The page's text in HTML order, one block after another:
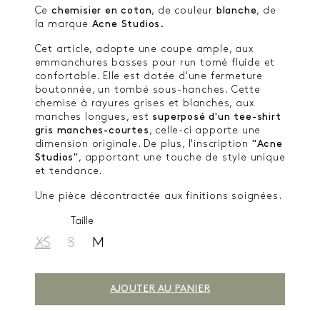
Ce chemisier en coton, de couleur blanche, de
la marque Acne Studios.
Cet article, adopte une coupe ample, aux
emmanchures basses pour run tomé fluide et
confortable. Elle est dotée d'une fermeture
boutonnée, un tombé sous-hanches. Cette
chemise à rayures grises et blanches, aux
manches longues, est superposé d'un tee-shirt
gris manches-courtes , celle-ci apporte une
dimension originale. De plus, l'inscription "Acne
Studios" , apportant une touche de style unique
et tendance.
Une pièce décontractée aux finitions soignées.
Taille
XS S M
AJOUTER AU PANIER